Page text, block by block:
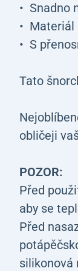
Snadno
Materiál
S
Tato
obličeji
POZOR:
Před
aby se
Před
silikonová